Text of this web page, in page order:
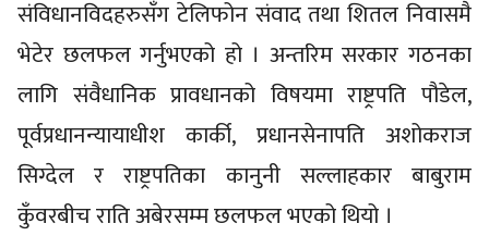
संविधानविदहरुसँग टेलिफोन संवाद तथा शितल निवासमै
भेटेर छलफल गर्नुभएको हो । अन्तरिम सरकार गठनका
लागि संवैधानिक प्रावधानको विषयमा राष्ट्रपति पौडेल,
पूर्वप्रधानन्यायाधीश कार्की, प्रधानसेनापति अशोकराज
सिग्देल र राष्ट्रपतिका कानुनी सल्लाहकार बाबुराम
कुँवरबीच राति अबेरसम्म छलफल भएको थियो ।